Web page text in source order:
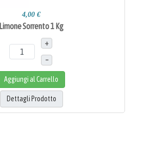
4,00 €
Limone Sorrento 1 Kg
+
–
Aggiungi al Carrello
Dettagli Prodotto